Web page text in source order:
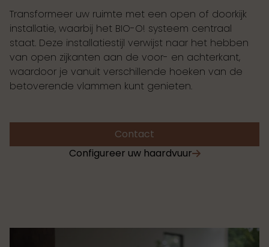
Transformeer uw ruimte met een open of doorkijk
installatie, waarbij het BIO-O! systeem centraal
staat. Deze installatiestijl verwijst naar het hebben
van open zijkanten aan de voor- en achterkant,
waardoor je vanuit verschillende hoeken van de
betoverende vlammen kunt genieten.
Contact
Configureer uw haardvuur